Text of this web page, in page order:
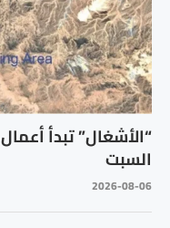
“الأشغال” تبدأ
السبت
2026-08-06